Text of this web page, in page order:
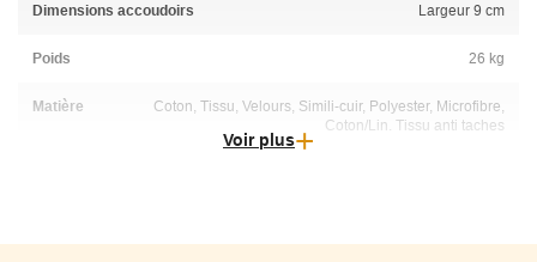
Dimensions accoudoirs Largeur 9 cm
Poids 26 kg
Matière
Coton, Tissu, Velours, Simili-cuir, Polyester, Microfibre,
Coton/Lin, Tissu anti taches
Voir plus